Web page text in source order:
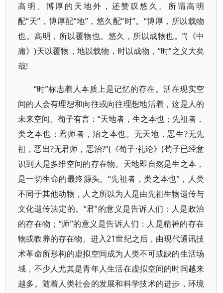
高明、博厚的天地外，还赞叹悠久。所谓高明
配“天”，博厚配“地”，悠久配“时”。“博厚，所以载物
也。高明，所以覆物也。悠久，所以成物也。”(《中
庸》)天以覆物，地以载物，时以成物，“时”之义大矣
哉!
“时”标志着人本质上是记忆的存在。活在现实空
间的人会有理想和向往或向往理想地活着，这是人的
未来空间。荀子有言：“天地者，生之本也；先祖者，
类之本也；君师者，治之本也。无天地，恶生?无先
祖，恶出?无君师，恶治?”(《荀子·礼论》)荀子已经意
识到人是多维空间的存在物。天地即自然是生之本，
是一切生命的最终源头。“先祖者，类之本也”，人类
不同于其他动物，人之所以为人是由先祖生物遗传与
文化遗传决定的。“君”的意义是告诉人们：人是政治
的存在物；“师”的意义是告诉人们：人是精神的存在
物或教养的存在物。进入21世纪之后，由现代通讯技
术革命所形构的虚拟空间成为人类不可或缺的生活场
域，不少人尤其是青年人生活在虚拟空间的时间越来
越多。随着人类社会的发展和科学技术的进步，环境